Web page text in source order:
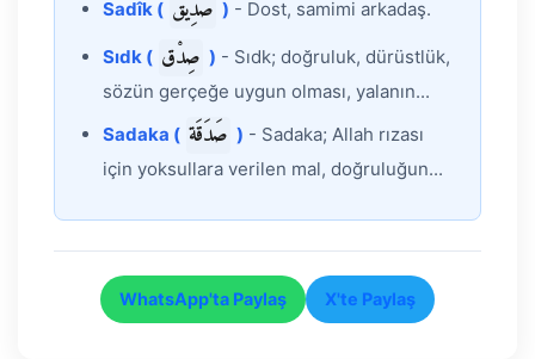
Sadîk ( صَدِيق ) - Dost, samimi arkadaş.
Sıdk ( صِدْق ) - Sıdk; doğruluk, dürüstlük,
sözün gerçeğe uygun olması, yalanın...
Sadaka ( صَدَقَة ) - Sadaka; Allah rızası
için yoksullara verilen mal, doğruluğun...
WhatsApp'ta Paylaş X'te Paylaş